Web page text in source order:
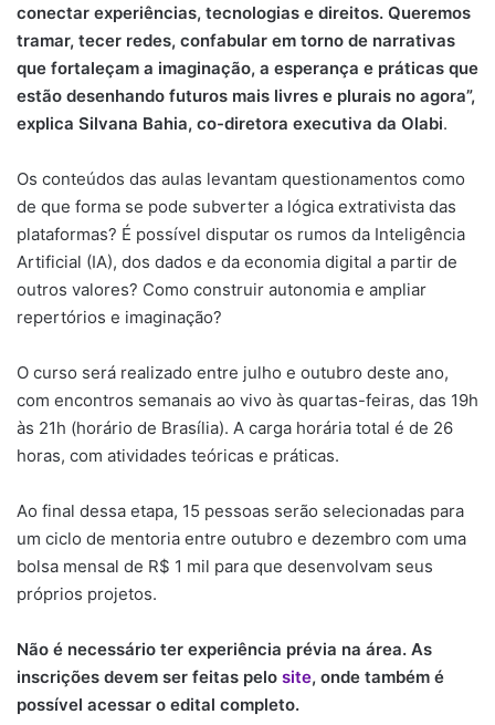
conectar experiências, tecnologias e direitos. Queremos
tramar, tecer redes, confabular em torno de narrativas
que fortaleçam a imaginação, a esperança e práticas que
estão desenhando futuros mais livres e plurais no agora”,
explica Silvana Bahia, co-diretora executiva da Olabi.
Os conteúdos das aulas levantam questionamentos como
de que forma se pode subverter a lógica extrativista das
plataformas? É possível disputar os rumos da Inteligência
Artificial (IA), dos dados e da economia digital a partir de
outros valores? Como construir autonomia e ampliar
repertórios e imaginação?
O curso será realizado entre julho e outubro deste ano,
com encontros semanais ao vivo às quartas-feiras, das 19h
às 21h (horário de Brasília). A carga horária total é de 26
horas, com atividades teóricas e práticas.
Ao final dessa etapa, 15 pessoas serão selecionadas para
um ciclo de mentoria entre outubro e dezembro com uma
bolsa mensal de R$ 1 mil para que desenvolvam seus
próprios projetos.
Não é necessário ter experiência prévia na área. As
inscrições devem ser feitas pelo site, onde também é
possível acessar o edital completo.